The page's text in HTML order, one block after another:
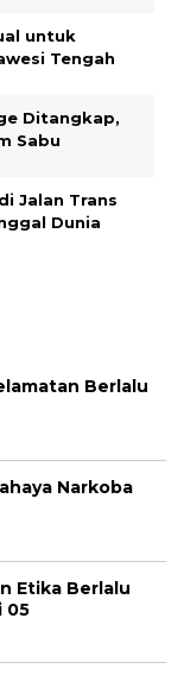
untuk
Tengah
Ditangkap,
Sabu
Jalan Trans
Dunia
Berlalu
Narkoba
Etika Berlalu
05